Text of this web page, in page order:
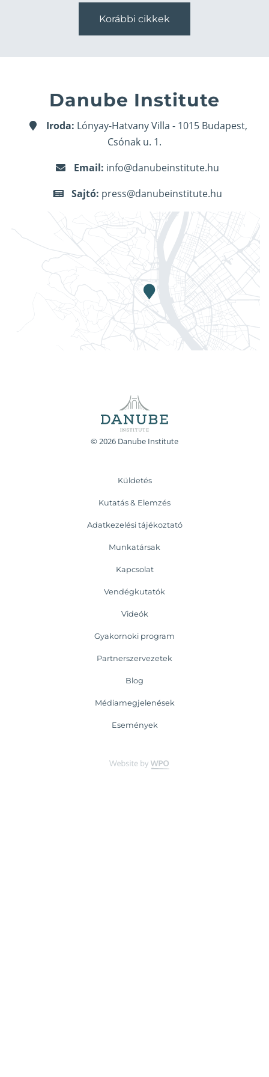
Korábbi cikkek
Danube Institute
Iroda: Lónyay-Hatvany Villa - 1015 Budapest,
Csónak u. 1.
Email: info@danubeinstitute.hu
Sajtó: press@danubeinstitute.hu
© 2026 Danube Institute
Küldetés
Kutatás & Elemzés
Adatkezelési tájékoztató
Munkatársak
Kapcsolat
Vendégkutatók
Videók
Gyakornoki program
Partnerszervezetek
Blog
Médiamegjelenések
Események